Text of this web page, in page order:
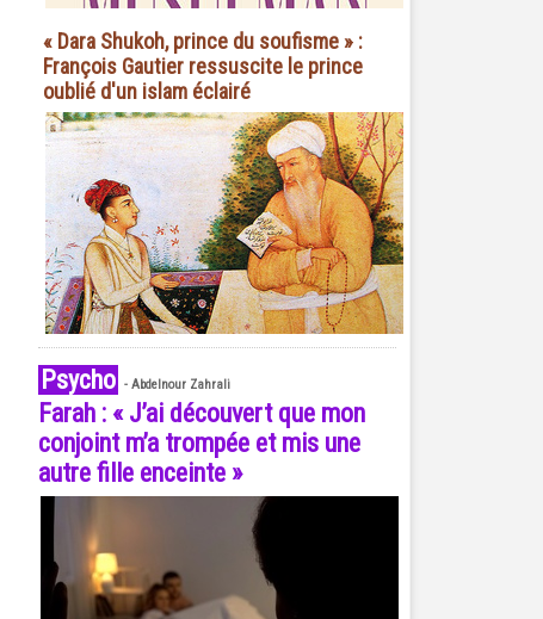
« Dara Shukoh, prince du soufisme » :
François Gautier ressuscite le prince
oublié d'un islam éclairé
Psycho - Abdelnour Zahrali
Farah : « J’ai découvert que mon
conjoint m’a trompée et mis une
autre fille enceinte »